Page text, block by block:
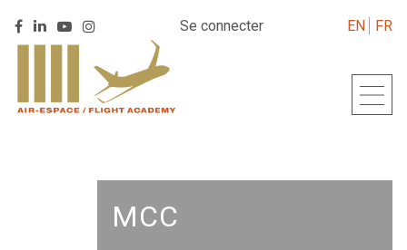
Retour
Retrouver
Air
Facebook
Retrouver
Air
Linkedin
Retrouver
Air
Espace
Youtube
Retrouver
Espace
sur
Instagram
Se connecter EN FR
MCC